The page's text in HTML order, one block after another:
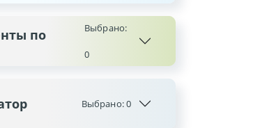
по Выбрано:
0
Выбрано:0